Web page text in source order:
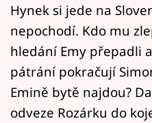
Pořady
Mámy sobě
Přihlášení
Hynek si jede na
nepochodí. Kdo mu
hledání Emy přepadli
pátrání pokračují
Emině bytě najdou?
odveze Rozárku do